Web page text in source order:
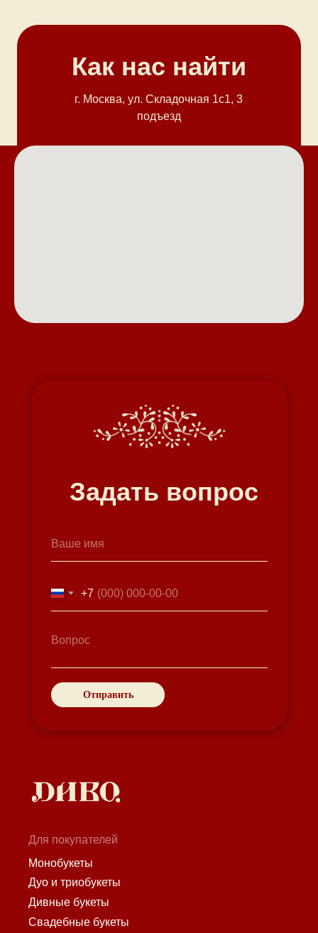
г. Москва, ул. Cкладочная 1с1, 3
подъезд
Как нас найти
Задать вопрос
+7
Отправить
Свадебные букеты
Дивные букеты
Дуо и триобукеты
Монобукеты
Для покупателей